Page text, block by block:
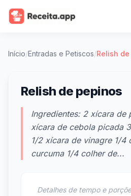
Início/Entradas e Petiscos/Relish
Relish de pepinos
Ingredientes: 2 xícara de
xícara de cebola picada
1/2 xícara de vinagre 1/4
curcuma 1/4 colher de...
Detalhes de tempo e